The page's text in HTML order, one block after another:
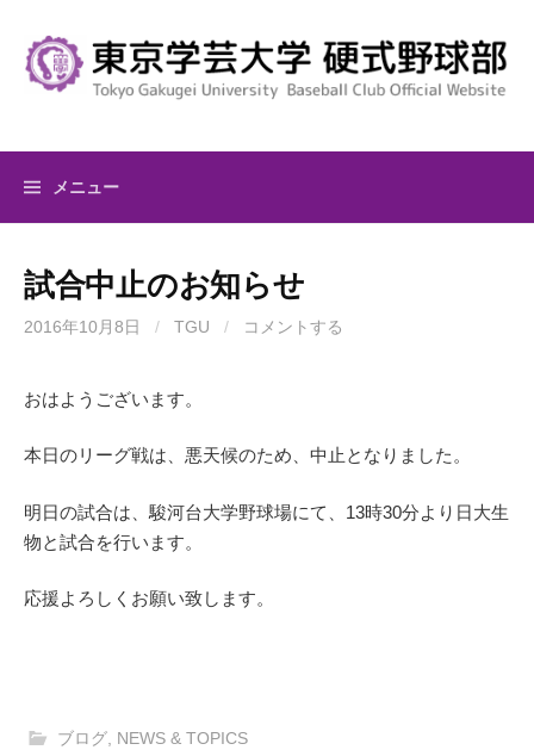
キ
メニュー
試合中止のお知らせ
2016年10月8日 / TGU / コメントする
おはようございます。
本日のリーグ戦は、悪天候のため、中止となりました。
明日の試合は、駿河台大学野球場にて、13時30分より日大生
物と試合を行います。
応援よろしくお願い致します。
ブログ, NEWS & TOPICS